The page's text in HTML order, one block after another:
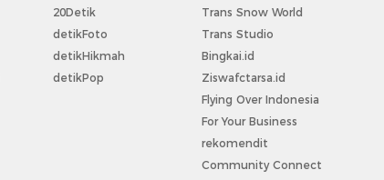
20Detik
detikFoto
detikHikmah
detikPop
Trans Snow World
Trans Studio
Bingkai.id
Ziswafctarsa.id
Flying Over Indonesia
For Your Business
rekomendit
Community Connect